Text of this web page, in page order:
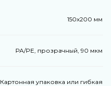
150х200 мм
PA/PE, прозрачный, 90 мкм
Картонная упаковка или гибкая